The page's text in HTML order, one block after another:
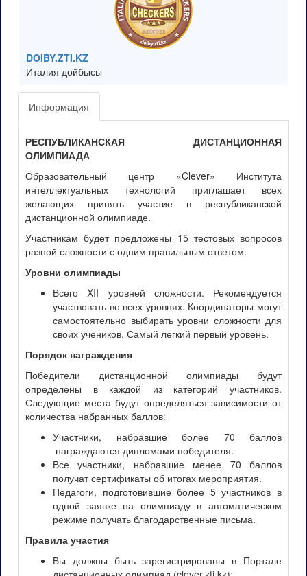
DOIBY.ZTI.KZ
Италия дойбысы
Информация
РЕСПУБЛИКАНСКАЯ ДИСТАНЦИОННАЯ
ОЛИМПИАДА
Образовательный центр «Clever» Института
интеллектуальных технологий приглашает всех
желающих принять участие в республиканской
дистанционной олимпиаде.
Участникам будет предложены 15 тестовых вопросов
разной сложности с одним правильным ответом.
Уровни олимпиады
Всего XII уровней сложности. Рекомендуется
участвовать во всех уровнях. Координаторы могут
самостоятельно выбирать уровни сложности для
своих учеников. Самый легкий первый уровень.
Порядок награждения
Победители дистанционной олимпиады будут
определены в каждой из категорий участников.
Следующие места будут определяться зависимости от
количества набранных баллов:
Участники, набравшие более 70 баллов
награждаются дипломами победителя.
Все участники, набравшие менее 70 баллов
получат сертификаты об итогах мероприятия.
Педагоги, подготовившие более 5 участников в
одной заявке на олимпиаду в автоматическом
режиме получать благодарственные письма.
Правила участия
Вы должны быть зарегистрированы в Портале